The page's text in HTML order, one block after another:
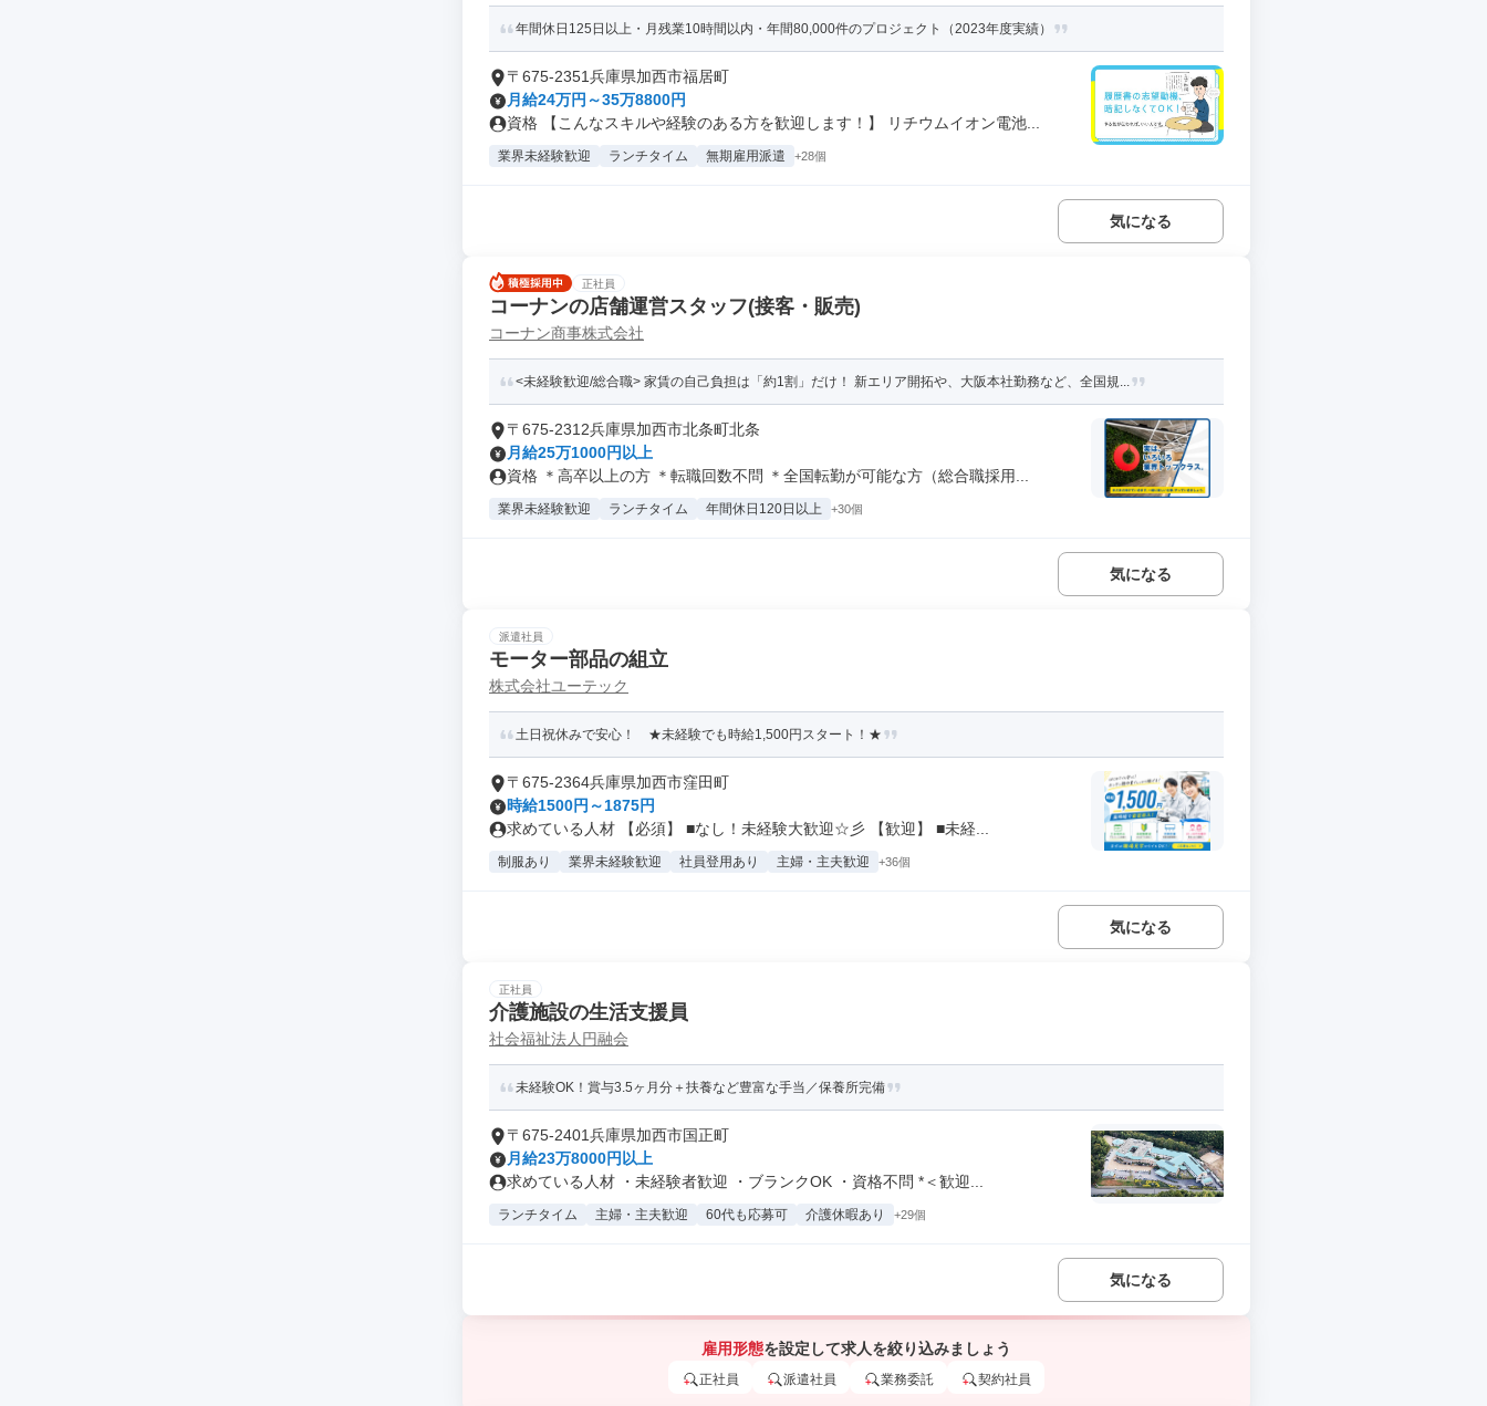
年間休日125日以上・月残業10時間以内・年間80,000件のプロジェクト（2023年度実績）
〒675-2351兵庫県加西市福居町
月給24万円～35万8800円
資格 【こんなスキルや経験のある方を歓迎します！】 リチウムイオン電池...
業界未経験歓迎 ランチタイム 無期雇用派遣 +28個
気になる
正社員
コーナンの店舗運営スタッフ(接客・販売)
コーナン商事株式会社
<未経験歓迎/総合職> 家賃の自己負担は「約1割」だけ！ 新エリア開拓や、大阪本社勤務など、全国規...
〒675-2312兵庫県加西市北条町北条
月給25万1000円以上
資格 ＊高卒以上の方 ＊転職回数不問 ＊全国転勤が可能な方（総合職採用...
業界未経験歓迎 ランチタイム 年間休日120日以上 +30個
気になる
派遣社員
モーター部品の組立
株式会社ユーテック
土日祝休みで安心！ ★未経験でも時給1,500円スタート！★
〒675-2364兵庫県加西市窪田町
時給1500円～1875円
求めている人材 【必須】 ■なし！未経験大歓迎☆彡 【歓迎】 ■未経...
制服あり 業界未経験歓迎 社員登用あり 主婦・主夫歓迎 +36個
気になる
正社員
介護施設の生活支援員
社会福祉法人円融会
未経験OK！賞与3.5ヶ月分＋扶養など豊富な手当／保養所完備
〒675-2401兵庫県加西市国正町
月給23万8000円以上
求めている人材 ・未経験者歓迎 ・ブランクOK ・資格不問 *＜歓迎...
ランチタイム 主婦・主夫歓迎 60代も応募可 介護休暇あり +29個
気になる
雇用形態を設定して求人を絞り込みましょう
正社員 派遣社員 業務委託 契約社員